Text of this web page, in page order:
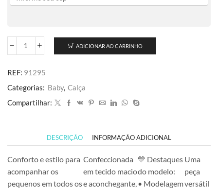
ADICIONAR AO CARRINHO
REF: 91295
Categorias: Baby, Calça
Compartilhar:
DESCRIÇÃO INFORMAÇÃO ADICIONAL
Conforto e estilo para
acompanhar os
pequenos em todos os
Confeccionada
em tecido macio
e aconchegante,
💛 Destaques
do modelo:
• Modelagem
Uma
peça
versátil